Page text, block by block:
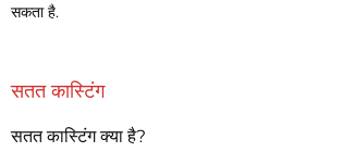
सकता है.
सतत कास्टिंग
सतत कास्टिंग क्या है?